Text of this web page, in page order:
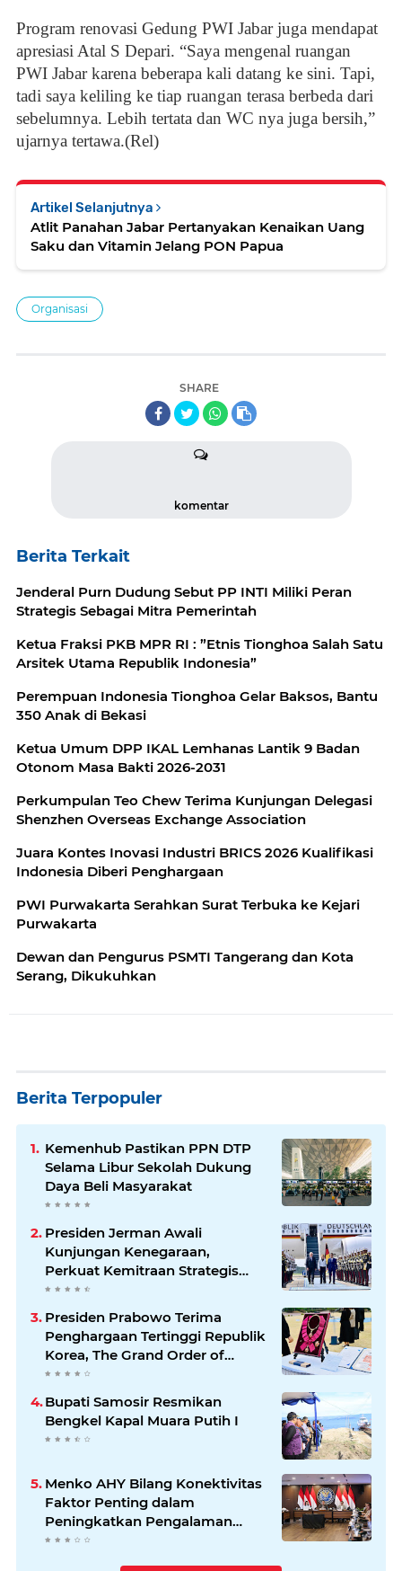
Program renovasi Gedung PWI Jabar juga mendapat
apresiasi Atal S Depari. “Saya mengenal ruangan
PWI Jabar karena beberapa kali datang ke sini. Tapi,
tadi saya keliling ke tiap ruangan terasa berbeda dari
sebelumnya. Lebih tertata dan WC nya juga bersih,”
ujarnya tertawa.(Rel)
Artikel Selanjutnya
Atlit Panahan Jabar Pertanyakan Kenaikan Uang
Saku dan Vitamin Jelang PON Papua
Organisasi
SHARE
komentar
Berita Terkait
Jenderal Purn Dudung Sebut PP INTI Miliki Peran
Strategis Sebagai Mitra Pemerintah
Ketua Fraksi PKB MPR RI : ”Etnis Tionghoa Salah Satu
Arsitek Utama Republik Indonesia”
Perempuan Indonesia Tionghoa Gelar Baksos, Bantu
350 Anak di Bekasi
Ketua Umum DPP IKAL Lemhanas Lantik 9 Badan
Otonom Masa Bakti 2026-2031
Perkumpulan Teo Chew Terima Kunjungan Delegasi
Shenzhen Overseas Exchange Association
Juara Kontes Inovasi Industri BRICS 2026 Kualifikasi
Indonesia Diberi Penghargaan
PWI Purwakarta Serahkan Surat Terbuka ke Kejari
Purwakarta
Dewan dan Pengurus PSMTI Tangerang dan Kota
Serang, Dikukuhkan
Berita Terpopuler
Kemenhub Pastikan PPN DTP
Selama Libur Sekolah Dukung
Daya Beli Masyarakat
Presiden Jerman Awali
Kunjungan Kenegaraan,
Perkuat Kemitraan Strategis
Indonesia–Jerman
Presiden Prabowo Terima
Penghargaan Tertinggi Republik
Korea, The Grand Order of
Mugunghwa
Bupati Samosir Resmikan
Bengkel Kapal Muara Putih I
Menko AHY Bilang Konektivitas
Faktor Penting dalam
Peningkatkan Pengalaman
Wisatawan